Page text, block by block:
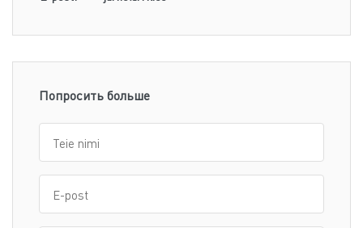
Попросить больше